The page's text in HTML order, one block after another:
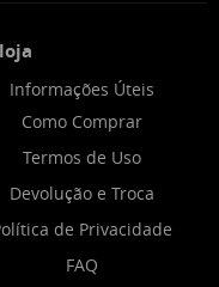
Informações Úteis
Como Comprar
Termos de Uso
Devolução e Troca
de Privacidade
FAQ